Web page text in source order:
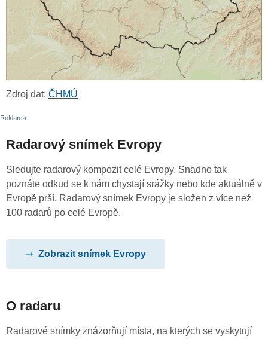
Zdroj dat: ČHMÚ
Radarový snímek Evropy
Sledujte radarový kompozit celé Evropy. Snadno tak
poznáte odkud se k nám chystají srážky nebo kde aktuálně v
Evropě prší. Radarový snímek Evropy je složen z více než
100 radarů po celé Evropě.
Zobrazit snímek Evropy
O radaru
Radarové snímky znázorňují místa, na kterých se vyskytují